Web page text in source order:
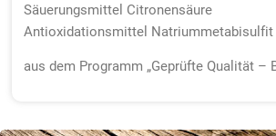
Säuerungsmittel Citronensäure
Antioxidationsmittel Natriummetabisulfit
aus dem Programm „Geprüfte Qualität –